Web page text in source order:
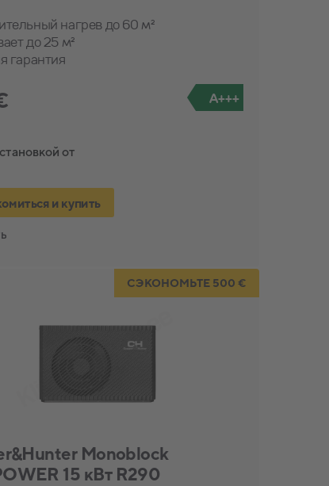
нагрев до 60 м²
до 25 м²
гарантия
от
A+++
и купить
СЭКОНОМЬТЕ 500 €
Monoblock
15 кВт R290